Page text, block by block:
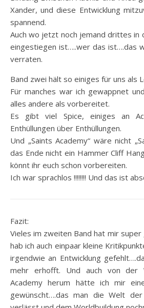
Xander, und diese Entwicklung
spannend.
Auch wo jetzt noch jemand drittes in
eingestiegen ist…..wer das ist….das
verraten.
Band zwei hält so einiges für uns als
Für manches war ich gewappnet
alles andere als vorbereitet.
Es gibt viel Spice, einiges an
Enthüllungen über Enthüllungen.
Und „Saints Academy“ wäre nicht
das Ende nicht ein Hammer Cliff
könnt ihr euch schon vorbereiten.
Ich war sprachlos !!!!!!!! Und das ist
Fazit:
Vieles im zweiten Band hat mir super
hab ich auch einpaar kleine
irgendwie an Entwicklung
mehr erhofft. Und auch von der
Academy herum hätte ich mir
gewünscht….das man die Welt